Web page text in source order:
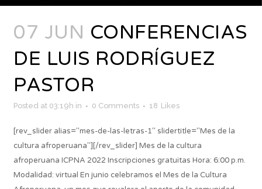
07 JUN CONFERENCIAS
DE LUIS RODRÍGUEZ
PASTOR
Posted at 03:19h in 0 Comments 18 Likes
[rev_slider alias="mes-de-las-letras-1" slidertitle="Mes de la
cultura afroperuana"][/rev_slider] Mes de la cultura
afroperuana ICPNA 2022 Inscripciones gratuitas Hora: 6:00 p.m.
Modalidad: virtual En junio celebramos el Mes de la Cultura